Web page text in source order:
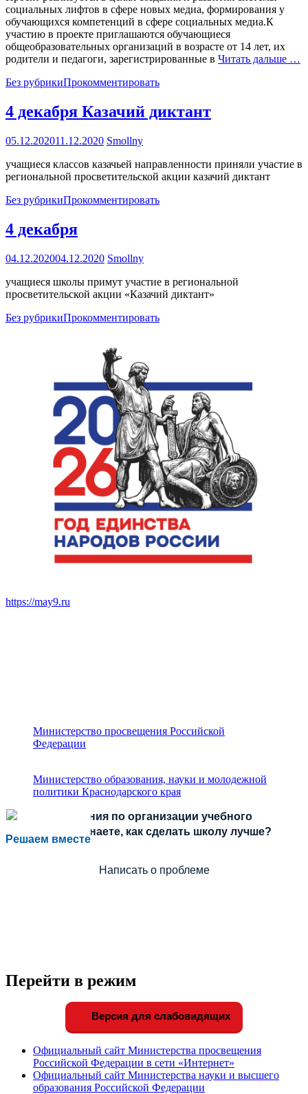
социальных лифтов в сфере новых медиа, формирования у
обучающихся компетенций в сфере социальных медиа.К
участию в проекте приглашаются обучающиеся
общеобразовательных организаций в возрасте от 14 лет, их
родители и педагоги, зарегистрированные в Читать дальше …
Без рубрикиПрокомментировать
4 декабря Казачий диктант
05.12.202011.12.2020 Smollny
учащиеся классов казачьей направленности приняли участие в
региональной просветительской акции казачий диктант
Без рубрикиПрокомментировать
4 декабря
04.12.202004.12.2020 Smollny
учащиеся школы примут участие в региональной
просветительской акции «Казачий диктант»
Без рубрикиПрокомментировать
https://may9.ru
Министерство просвещения Российской
Федерации
Министерство образования, науки и молодежной
политики Краснодарского края
Решаем вместе
Есть предложения по организации учебного
процесса или знаете, как сделать школу лучше?
Написать о проблеме
Перейти в режим
Версия для слабовидящих
Официальный сайт Министерства просвещения
Российской Федерации в сети «Интернет»
Официальный сайт Министерства науки и высшего
образования Российской Федерации